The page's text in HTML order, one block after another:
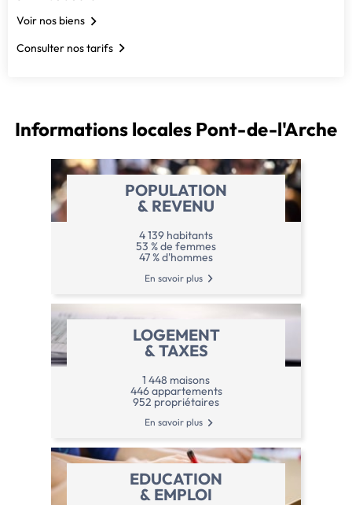
Voir nos biens
Consulter nos tarifs
Informations locales Pont-de-l'Arche
POPULATION
& REVENU
4 139 habitants
53 % de femmes
47 % d'hommes
En savoir plus
LOGEMENT
& TAXES
1 448 maisons
446 appartements
952 propriétaires
En savoir plus
EDUCATION
& EMPLOI